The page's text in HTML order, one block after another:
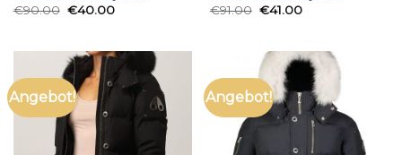
€90.00 €40.00
€91.00 €41.00
Angebot! Angebot!